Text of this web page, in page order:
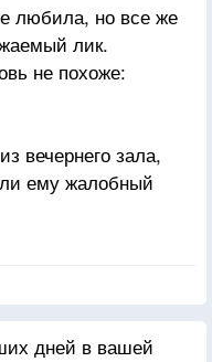
любила, но все же
лик.
не похоже:
вечернего зала,
ему жалобный
ласково кто-то,
Осуждать не
дней в вашей